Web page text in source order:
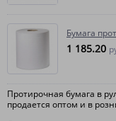
Бумага
1 185.20
Протирочная бумага в
продается оптом и в